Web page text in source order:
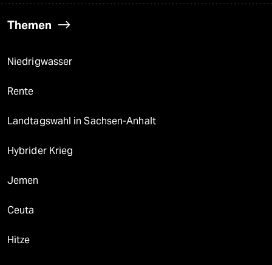
Themen
Niedrigwasser
Rente
Landtagswahl in Sachsen-Anhalt
Hybrider Krieg
Jemen
Ceuta
Hitze